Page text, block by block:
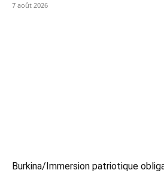
7 août 2026
Burkina/Immersion patriotique